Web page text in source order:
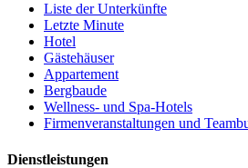
Liste der Unterkünfte
Letzte Minute
Hotel
Gästehäuser
Appartement
Bergbaude
Wellness- und Spa-Hotels
Firmenveranstaltungen und
Dienstleistungen